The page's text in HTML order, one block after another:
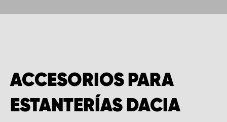
ACCESORIOS PARA
ESTANTERÍAS DACIA